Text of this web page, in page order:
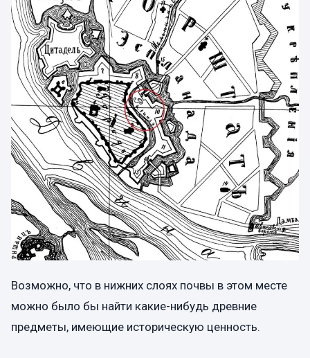
Возможно, что в нижних слоях почвы в этом месте
можно было бы найти какие-нибудь древние
предметы, имеющие историческую ценность.